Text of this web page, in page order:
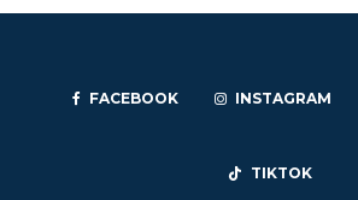
FACEBOOK INSTAGRAM
TIKTOK